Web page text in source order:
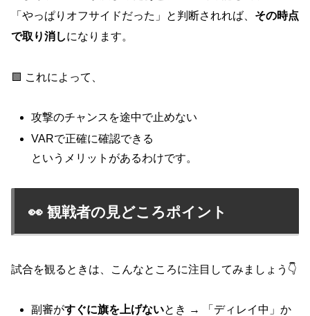
「やっぱりオフサイドだった」と判断されれば、 その時点
で取り消しになります。
🟩 これによって、
攻撃のチャンスを途中で止めない
VARで正確に確認できる
というメリットがあるわけです。
👀 観戦者の見どころポイント
試合を観るときは、こんなところに注目してみましょう👇
副審がすぐに旗を上げないとき → 「ディレイ中」か